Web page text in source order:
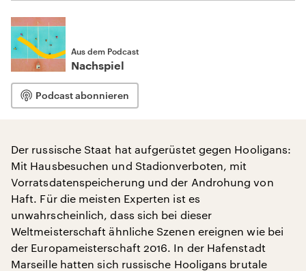
Aus dem Podcast
Nachspiel
Podcast abonnieren
Der russische Staat hat aufgerüstet gegen Hooligans:
Mit Hausbesuchen und Stadionverboten, mit
Vorratsdatenspeicherung und der Androhung von
Haft. Für die meisten Experten ist es
unwahrscheinlich, dass sich bei dieser
Weltmeisterschaft ähnliche Szenen ereignen wie bei
der Europameisterschaft 2016. In der Hafenstadt
Marseille hatten sich russische Hooligans brutale